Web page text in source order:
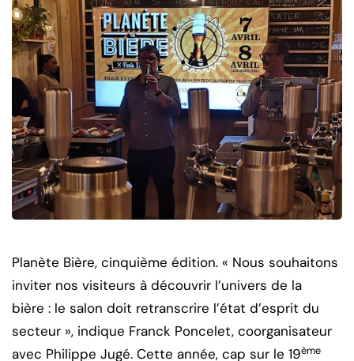
Planète Bière, cinquième édition. « Nous souhaitons
inviter nos visiteurs à découvrir l’univers de la
bière : le salon doit retranscrire l’état d’esprit du
secteur », indique Franck Poncelet, coorganisateur
avec Philippe Jugé. Cette année, cap sur le 19ème